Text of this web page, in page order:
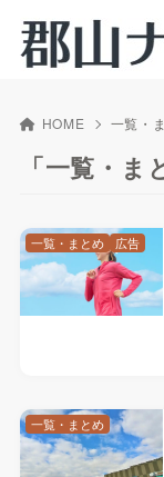
HOME 一覧・
「一覧・
一覧・まとめ 広告
一覧・まとめ